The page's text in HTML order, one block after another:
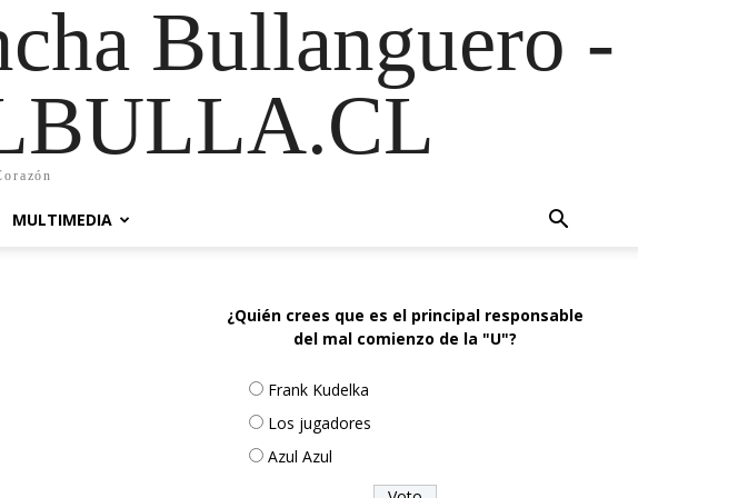
Bullanguero -
MULTIMEDIA
¿Quién crees que es el principal responsable
del mal comienzo de la "U"?
Frank Kudelka
Los jugadores
Azul Azul